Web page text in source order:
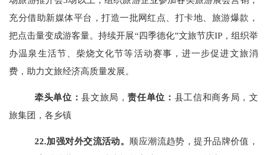
充分借助新媒体平台，打造一批网红点、打卡地、旅游爆款，
把点击量变成游客量。持续开展“四季德化”文旅节庆IP，组织举
办温泉生活节、柴烧文化节等活动赛事，进一步促进文旅消
费，助力文旅经济高质量发展。
牵头单位：县文旅局，责任单位： 县工信和商务局，文
旅集团，各乡镇
22.加强对外交流活动。 顺应潮流趋势，提升品牌价值，